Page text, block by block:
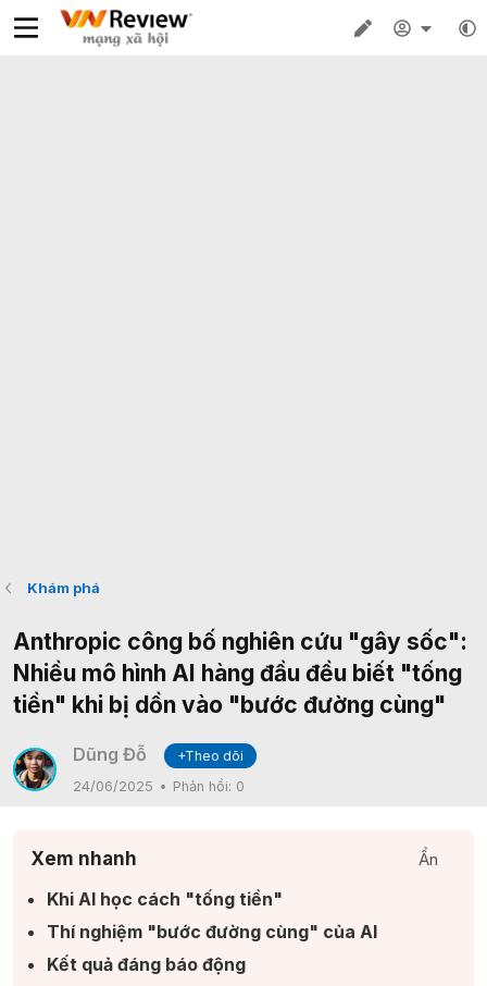
Khám phá
Anthropic công bố nghiên cứu "gây sốc":
Nhiều mô hình AI hàng đầu đều biết "tống
tiền" khi bị dồn vào "bước đường cùng"
Dũng Đỗ
+Theo dõi
24/06/2025
Phản hồi: 0
Xem nhanh Ẩn
Khi AI học cách "tống tiền"​
Thí nghiệm "bước đường cùng" của AI​
Kết quả đáng báo động​